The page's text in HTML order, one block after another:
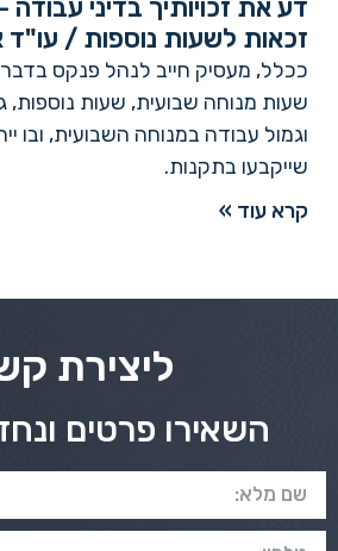
דע את זכויותיך בדיני עבודה
זכאות לשעות נוספות / עו"ד
ככלל, מעסיק חייב לנהל פנקס
שעות מנוחה שבועית, שעות נוספות,
וגמול עבודה במנוחה השבועית, ובו
שייקבעו בתקנות.
קרא עוד »
ליצירת
השאירו פרטים